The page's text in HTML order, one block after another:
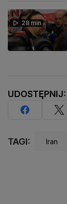
28 min
UDOSTĘPNIJ:
TAGI: Iran